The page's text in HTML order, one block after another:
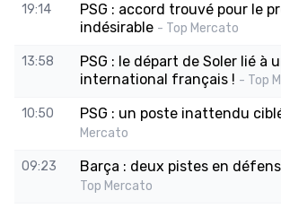
19:14
PSG : accord trouvé pour le
indésirable - Top Mercato
13:58
PSG : le départ de Soler lié à
international français ! - Top
10:50 PSG : un poste inattendu
Mercato
09:23 Barça : deux pistes en
Top Mercato